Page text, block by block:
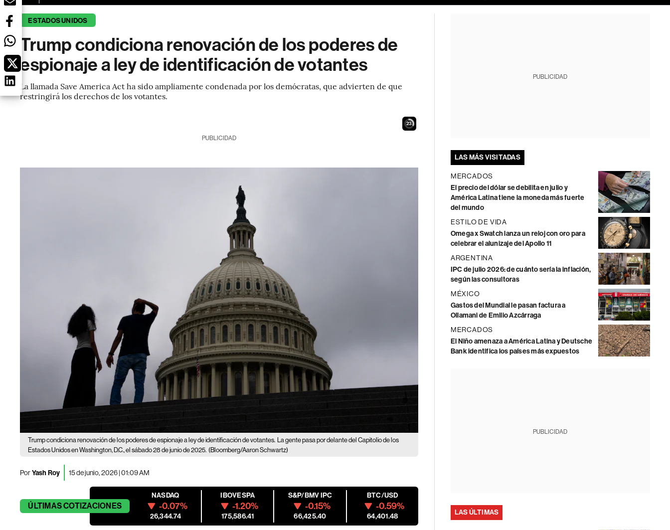
ESTADOS UNIDOS
Trump condiciona renovación de los poderes de
espionaje a ley de identificación de votantes
La llamada Save America Act ha sido ampliamente condenada por los demócratas, que advierten de que
restringirá los derechos de los votantes.
22
PUBLICIDAD
Trump condiciona renovación de los poderes de espionaje a ley de identificación de votantes. La gente pasa por delante del Capitolio de los
Estados Unidos en Washington, D.C., el sábado 28 de junio de 2025. (Bloomberg/Aaron Schwartz)
PorYash Roy 15 de junio, 2026 | 01:09 AM
ÚLTIMASCOTIZACIONES
NASDAQ
-0.07%
26,344.74
IBOVESPA
-1.20%
175,586.41
S&P/BMV IPC
-0.15%
66,425.40
BTC/USD
-0.59%
64,401.48
PUBLICIDAD
LAS MÁS VISITADAS
MERCADOS
El precio del dólar se debilita en julio y
América Latina tiene la moneda más fuerte
del mundo
ESTILO DE VIDA
Omega x Swatch lanza un reloj con oro para
celebrar el alunizaje del Apollo 11
ARGENTINA
IPC de julio 2026: de cuánto sería la inflación,
según las consultoras
MÉXICO
Gastos del Mundial le pasan factura a
Ollamani de Emilio Azcárraga
MERCADOS
El Niño amenaza a América Latina y Deutsche
Bank identifica los países más expuestos
PUBLICIDAD
LAS ÚLTIMAS